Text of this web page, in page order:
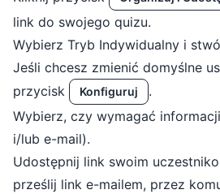
link do swojego quizu.
Wybierz Tryb Indywidualny i
Jeśli chcesz zmienić domyślne
przycisk
Konfiguruj
.
Wybierz, czy wymagać
i/lub e-mail).
Udostępnij link swoim
prześlij link e-mailem, przez